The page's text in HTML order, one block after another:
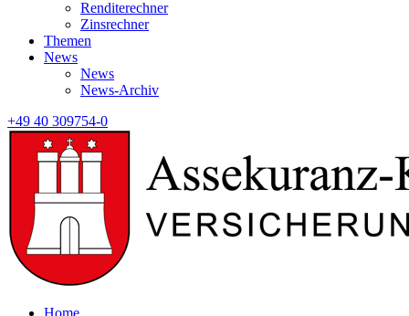
Renditerechner
Zinsrechner
Themen
News
News
News-Archiv
+49 40 309754-0
Home